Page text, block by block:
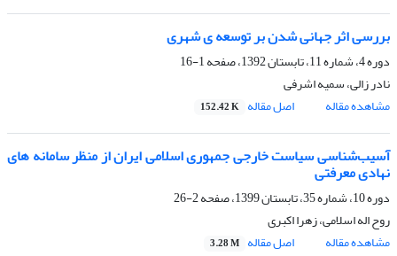
بررسی اثر جهانی شدن بر توسعه ی شهری
دوره 4، شماره 11، تابستان 1392، صفحه
1-16
نادر زالی، سمیه اشرفی
مشاهده مقاله
اصل مقاله 152.42 K
آسیب‌شناسی سیاست خارجی جمهوری اسلامی ایران از منظر سامانه های
نهادی معرفتی
دوره 10، شماره 35، تابستان 1399، صفحه
2-26
روح اله اسلامی، زهرا اکبری
مشاهده مقاله
اصل مقاله 3.28 M